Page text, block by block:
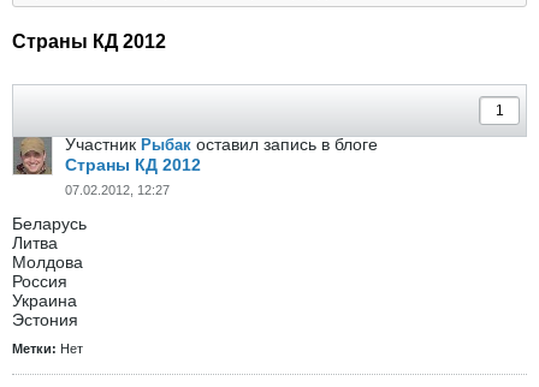
Страны КД 2012
Участник Рыбак оставил запись в блоге
Страны КД 2012
07.02.2012, 12:27
Беларусь
Литва
Молдова
Россия
Украина
Эстония
Метки: Нет